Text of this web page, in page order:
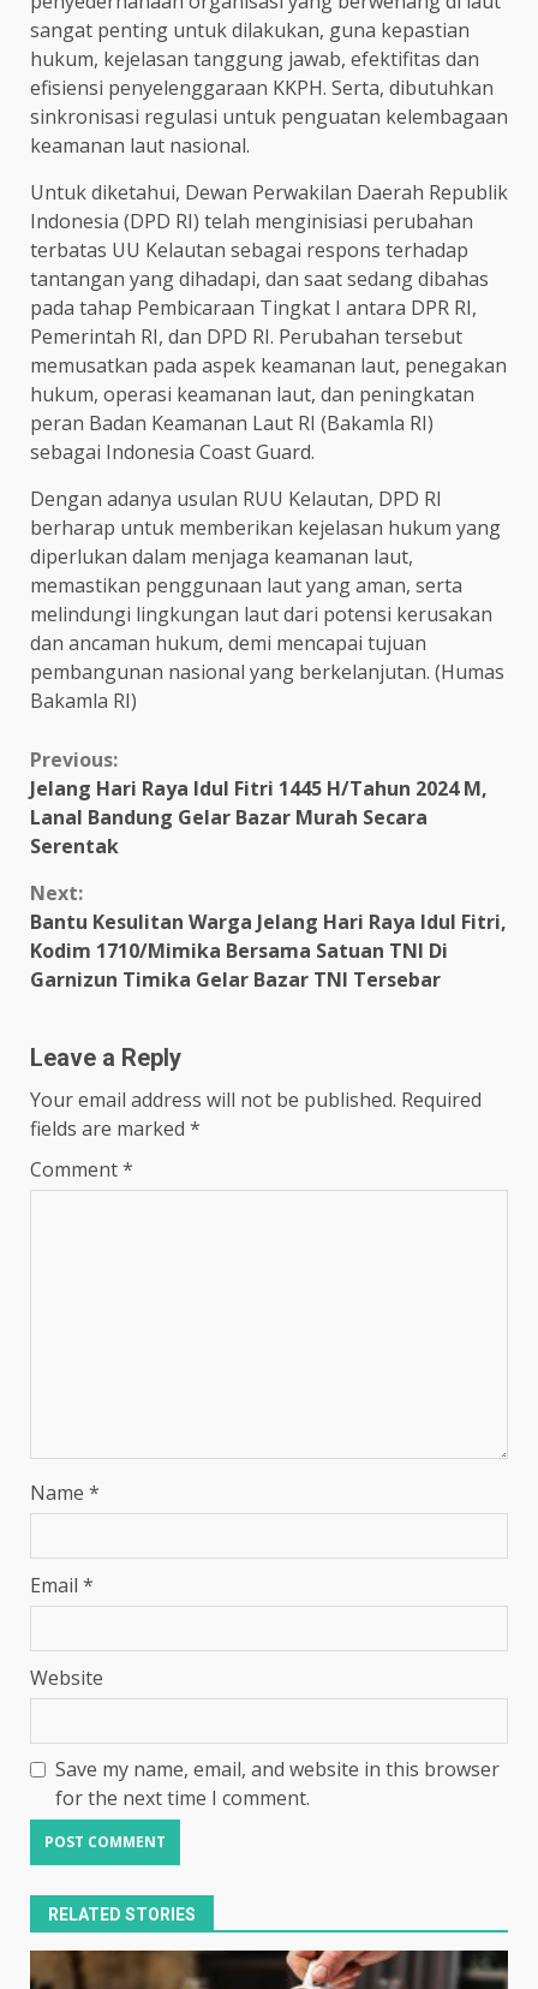
sangat penting untuk dilakukan, guna kepastian
hukum, kejelasan tanggung jawab, efektifitas dan
efisiensi penyelenggaraan KKPH. Serta, dibutuhkan
sinkronisasi regulasi untuk penguatan kelembagaan
keamanan laut nasional.
Untuk diketahui, Dewan Perwakilan Daerah Republik
Indonesia (DPD RI) telah menginisiasi perubahan
terbatas UU Kelautan sebagai respons terhadap
tantangan yang dihadapi, dan saat sedang dibahas
pada tahap Pembicaraan Tingkat I antara DPR RI,
Pemerintah RI, dan DPD RI. Perubahan tersebut
memusatkan pada aspek keamanan laut, penegakan
hukum, operasi keamanan laut, dan peningkatan
peran Badan Keamanan Laut RI (Bakamla RI)
sebagai Indonesia Coast Guard.
Dengan adanya usulan RUU Kelautan, DPD RI
berharap untuk memberikan kejelasan hukum yang
diperlukan dalam menjaga keamanan laut,
memastikan penggunaan laut yang aman, serta
melindungi lingkungan laut dari potensi kerusakan
dan ancaman hukum, demi mencapai tujuan
pembangunan nasional yang berkelanjutan. (Humas
Bakamla RI)
Continue
Reading
Previous:
Jelang Hari Raya Idul Fitri 1445 H/Tahun 2024 M,
Lanal Bandung Gelar Bazar Murah Secara
Serentak
Next:
Bantu Kesulitan Warga Jelang Hari Raya Idul Fitri,
Kodim 1710/Mimika Bersama Satuan TNI Di
Garnizun Timika Gelar Bazar TNI Tersebar
Leave a Reply
Your email address will not be published. Required
fields are marked *
Comment*
Name *
Email *
Website
Save my name, email, and website in this browser
for the next time I comment.
RELATED STORIES